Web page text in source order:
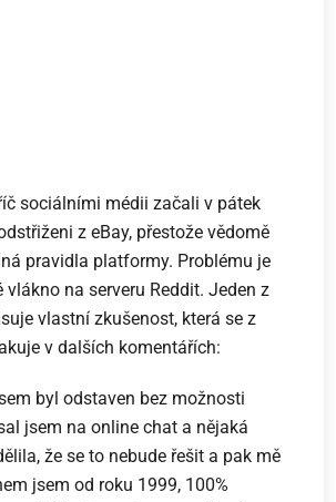
sociálními médii začali v pátek
z eBay, přestože vědomě
pravidla platformy. Problému je
vlákno na serveru Reddit. Jeden z
vlastní zkušenost, která se z
v dalších komentářích:
byl odstaven bez možnosti
jsem na online chat a nějaká
že se to nebude řešit a pak mě
jsem od roku 1999, 100%